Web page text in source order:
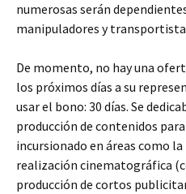
numerosas serán
manipuladores y
De momento, no hay una
los próximos días a su
usar el bono: 30 días. Se
producción de contenidos
incursionado en áreas como
realización cinematográfica
producción de cortos